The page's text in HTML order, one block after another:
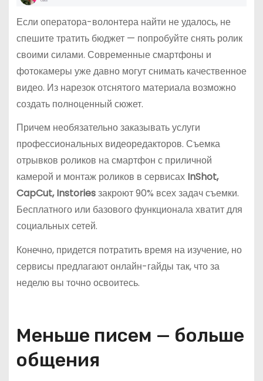
Если оператора-волонтера найти не удалось, не
спешите тратить бюджет — попробуйте снять ролик
своими силами. Современные смартфоны и
фотокамеры уже давно могут снимать качественное
видео. Из нарезок отснятого материала возможно
создать полноценный сюжет.
Причем необязательно заказывать услуги
профессиональных видеоредакторов. Съемка
отрывков роликов на смартфон с приличной
камерой и монтаж роликов в сервисах InShot,
CapCut, Instoriesзакроют 90% всех задач съемки.
Бесплатного или базового функционала хватит для
социальных сетей.
Конечно, придется потратить время на изучение, но
сервисы предлагают онлайн-гайды так, что за
неделю вы точно освоитесь.
Меньше писем — больше
общения